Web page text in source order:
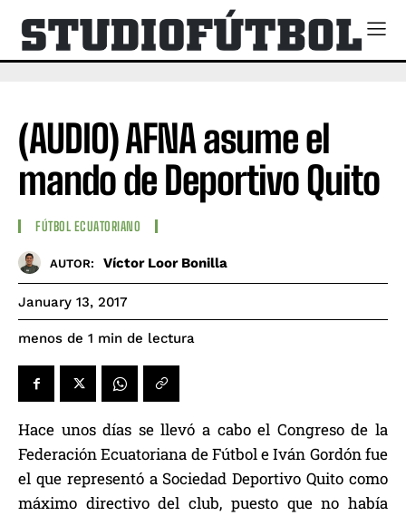
(AUDIO) AFNA asume el
mando de Deportivo Quito
FÚTBOL ECUATORIANO
AUTOR: Víctor Loor Bonilla
January 13, 2017
menos de 1 min de lectura
Hace unos días se llevó a cabo el Congreso de la
Federación Ecuatoriana de Fútbol e Iván Gordón fue
el que representó a Sociedad Deportivo Quito como
máximo directivo del club, puesto que no había